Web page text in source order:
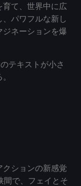
て、世界中に広
パワフルな新し
ネーションを爆
テキストが小さ
ションの新感覚
間で、フェイとそ